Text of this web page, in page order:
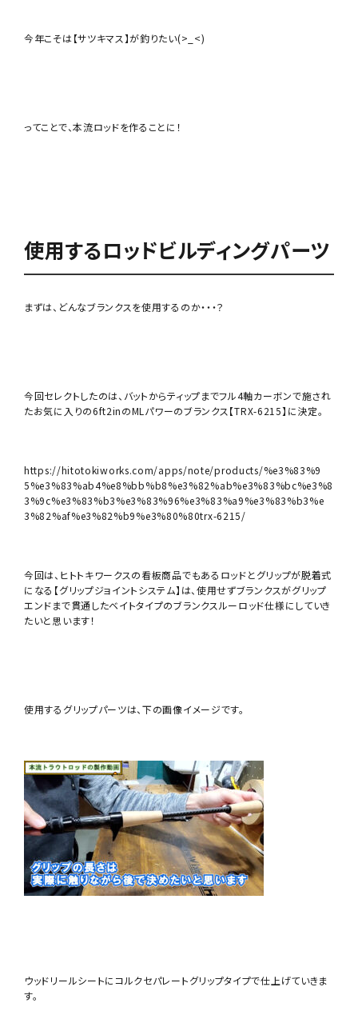
今年こそは【サツキマス】が釣りたい(>_<)
ってことで、本流ロッドを作ることに！
使用するロッドビルディングパーツ
まずは、どんなブランクスを使用するのか・・・？
今回セレクトしたのは、バットからティップまでフル4軸カーボンで施され
たお気に入りの6ft2inのMLパワーのブランクス【TRX-6215】に決定。
https://hitotokiworks.com/apps/note/products/%e3%83%9
5%e3%83%ab4%e8%bb%b8%e3%82%ab%e3%83%bc%e3%8
3%9c%e3%83%b3%e3%83%96%e3%83%a9%e3%83%b3%e
3%82%af%e3%82%b9%e3%80%80trx-6215/
今回は、ヒトトキワークスの看板商品でもあるロッドとグリップが脱着式
になる【グリップジョイントシステム】は、使用せずブランクスがグリップ
エンドまで貫通したベイトタイプのブランクスルーロッド仕様にしていき
たいと思います！
使用するグリップパーツは、下の画像イメージです。
ウッドリールシートにコルクセパレートグリップタイプで仕上げていきま
す。